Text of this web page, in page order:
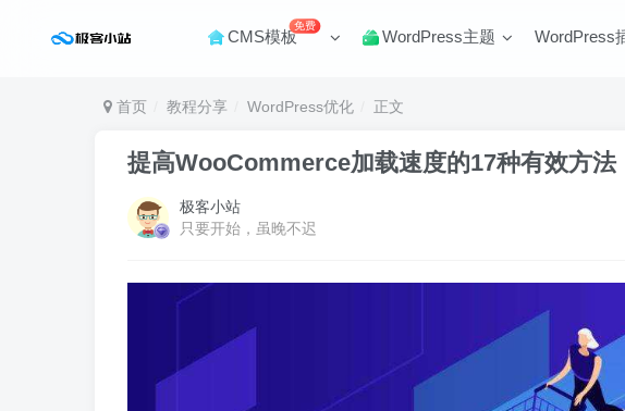
CMS模板
免费
WordPress主题 WordPress
首页 教程分享 WordPress优化 正文
提高WooCommerce加载速度的17种有效方法
极客小站
只要开始，虽晚不迟